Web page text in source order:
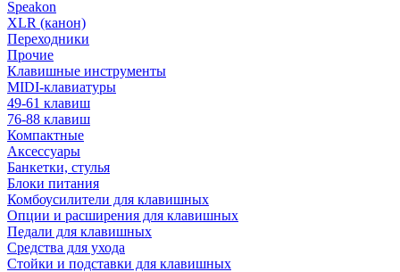
Speakon
XLR (канон)
Переходники
Прочие
Клавишные инструменты
MIDI-клавиатуры
49-61 клавиш
76-88 клавиш
Компактные
Аксессуары
Банкетки, стулья
Блоки питания
Комбоусилители для клавишных
Опции и расширения для клавишных
Педали для клавишных
Средства для ухода
Стойки и подставки для клавишных